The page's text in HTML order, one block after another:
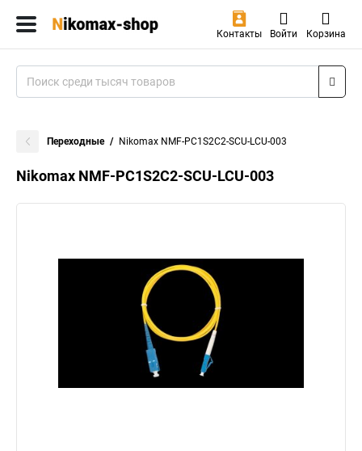
Контакты Войти Корзина
Переходные Nikomax NMF-PC1S2C2-SCU-LCU-003
Nikomax NMF-PC1S2C2-SCU-LCU-003